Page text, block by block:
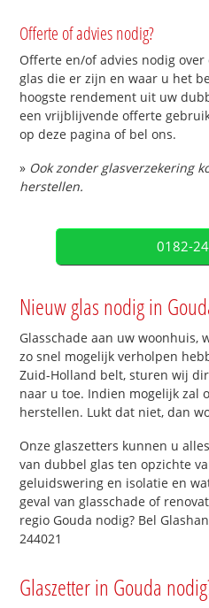
Offerte of advies nodig?
Offerte en/of advies nodig
glas die er zijn en waar u het
hoogste rendement uit uw
een vrijblijvende offerte
op deze pagina of bel ons.
» Ook zonder glasverzekering
herstellen.
0182-
Nieuw glas nodig in
Glasschade aan uw
zo snel mogelijk verholpen
Zuid-Holland belt, sturen wij
naar u toe. Indien mogelijk zal
herstellen. Lukt dat niet, dan
Onze glaszetters kunnen u
van dubbel glas ten opzichte
geluidswering en isolatie en
geval van glasschade of
regio Gouda nodig? Bel
244021
Glaszetter in Gouda